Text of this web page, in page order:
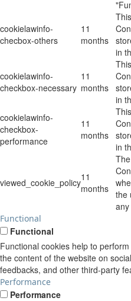
cookielawinfo-
checbox-others
11
months
in
cookielawinfo-
checkbox-necessary
11
months
in
cookielawinfo-
checkbox-
performance
11
months
in
viewed_cookie_policy11
months the
Functional
Functional
Functional cookies help to
the content of the website on
feedbacks, and other third-party
Performance
Performance